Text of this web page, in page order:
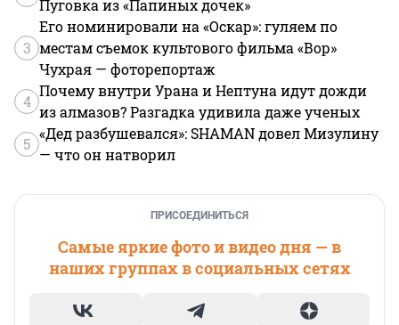
Пуговка из «Папиных дочек»
3
Его номинировали на «Оскар»: гуляем по
местам съемок культового фильма «Вор»
Чухрая — фоторепортаж
4
Почему внутри Урана и Нептуна идут дожди
из алмазов? Разгадка удивила даже ученых
5
«Дед разбушевался»: SHAMAN довел Мизулину
— что он натворил
ПРИСОЕДИНИТЬСЯ
Самые яркие фото и видео дня — в
наших группах в социальных сетях